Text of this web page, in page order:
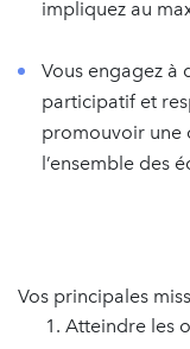
impliquez au
Vous engagez à
participatif et
promouvoir une
l’ensemble des
Vos principales
Atteindre les